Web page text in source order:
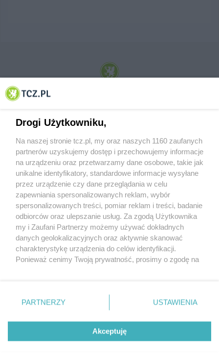
© 2001-2026 Tczew - TCZ.PL Sp. z o.o. Internetowy Serwis Informacyjny Miasta
O FIRMIE POLITYKA PRYWATNOŚCI HOSTING
REKLAMA WSPÓŁPRACA RSS FACEBOOK KONTAKT
Nasze serwisy
Aktualności
Tcz24
Historia miasta
Muzyka i kultura
Archiwum wydarzeń
Zdjęcia miasta
Drogi Użytkowniku,
Na naszej stronie tcz.pl, my oraz naszych 1160 zaufanych
partnerów uzyskujemy dostęp i przechowujemy informacje
na urządzeniu oraz przetwarzamy dane osobowe, takie jak
unikalne identyfikatory, standardowe informacje wysyłane
przez urządzenie czy dane przeglądania w celu
zapewniania spersonalizowanych reklam, wybór
spersonalizowanych treści, pomiar reklam i treści, badanie
odbiorców oraz ulepszanie usług. Za zgodą Użytkownika
my i Zaufani Partnerzy możemy używać dokładnych
danych geolokalizacyjnych oraz aktywnie skanować
charakterystykę urządzenia do celów identyfikacji.
Ponieważ cenimy Twoją prywatność, prosimy o zgodę na
znajdujący się w lewym dolnym rogu strony
. Niektóre
przetwarzaniu. Preferencje będą miały zastosowania tylko
PARTNERZY USTAWIENIA
Akceptuję